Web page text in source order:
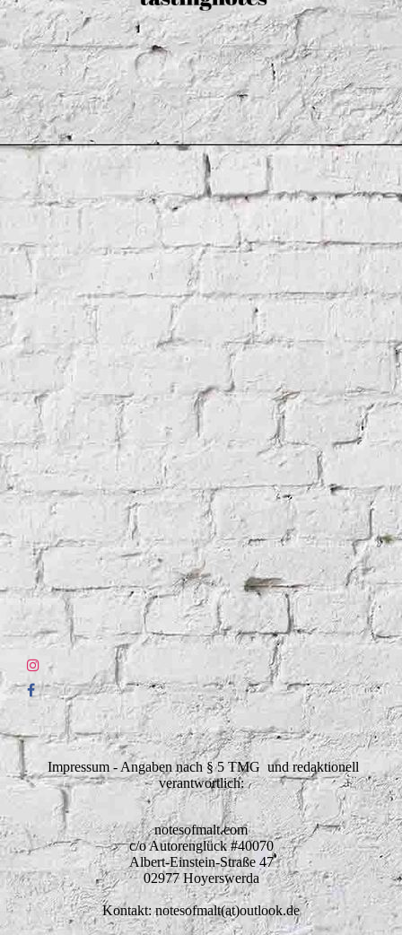
Impressum - Angaben nach § 5 TMG und redaktionell
verantwortlich:
notesofmalt.com
c/o Autorenglück #40070
Albert-Einstein-Straße 47
02977 Hoyerswerda
Kontakt: notesofmalt(at)outlook.de